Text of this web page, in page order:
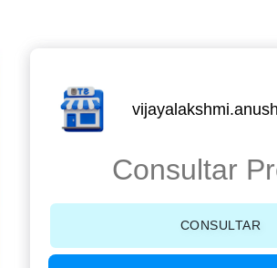
Consultar
CONSULTAR